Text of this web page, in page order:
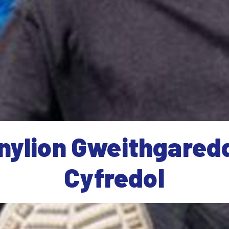
Cyfredol